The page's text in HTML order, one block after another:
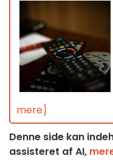
mere]
Denne side kan
assisteret af AI,